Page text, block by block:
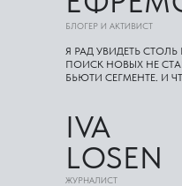
Я РАД УВИДЕТЬ
ПОИСК НОВЫХ НЕ
БЬЮТИ СЕГМЕНТЕ. И
БЛОГЕР И АКТИВИСТ
ЖУРНАЛИСТ
IVA
LOSEN